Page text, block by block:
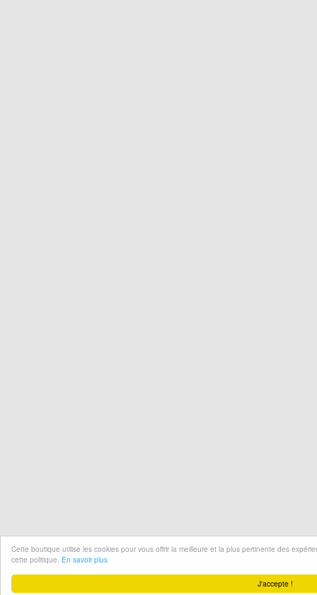
J'accepte !
Cette boutique utilise les cookies pour vous offrir la meilleure et la plus pertinente des
cette politique. En savoir plus